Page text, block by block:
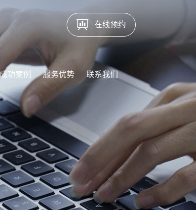
在线预约
成功案例 服务优势 联系我们